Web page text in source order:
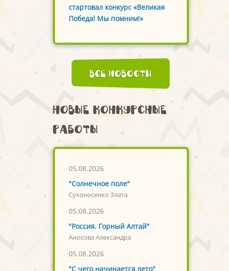
стартовал конкурс «Великая
Победа! Мы помним!»
Все новости
Новые конкурсные
работы
05.08.2026
"Солнечное поле"
Сухоносенко Злата
05.08.2026
"Россия. Горный Алтай"
Аносова Александра
05.08.2026
"С чего начинается лето"